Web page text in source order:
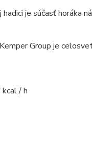
je súčasť horáka
Group je
/ h